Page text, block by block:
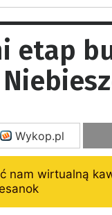
etap
Wykop.pl
nam wirtualną